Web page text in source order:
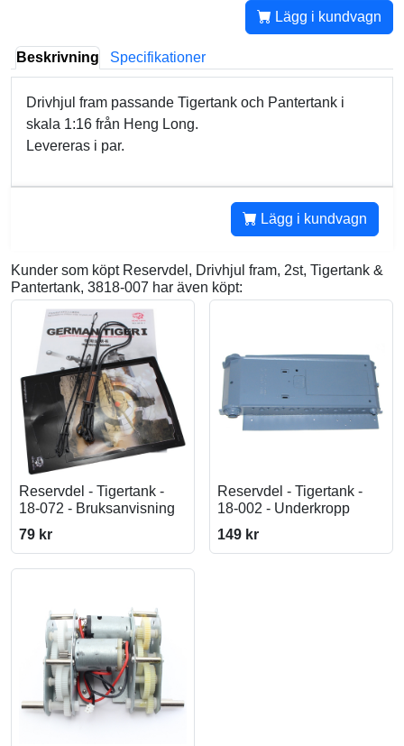
Lägg i kundvagn
Beskrivning Specifikationer
Drivhjul fram passande Tigertank och Pantertank i
skala 1:16 från Heng Long.
Levereras i par.
Lägg i kundvagn
Kunder som köpt Reservdel, Drivhjul fram, 2st, Tigertank &
Pantertank, 3818-007 har även köpt:
Reservdel - Tigertank -
18-072 - Bruksanvisning
79 kr
Reservdel - Tigertank -
18-002 - Underkropp
149 kr